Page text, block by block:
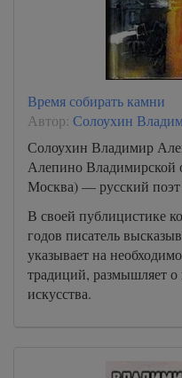
58
Время собирать камни
Автор: Солоухин
Солоухин Владимир
Алепино Владимирской
Москва) — русский поэт
В своей публицистике
годов писатель
указывает на
традиций, размышляет о
искусства.